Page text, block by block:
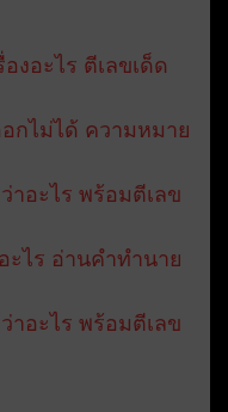
งอะไร ตีเลขเด็ด
กไม่ได้ ความหมาย
าอะไร พร้อมตีเลข
ะไร อ่านคำทำนาย
าอะไร พร้อมตีเลข